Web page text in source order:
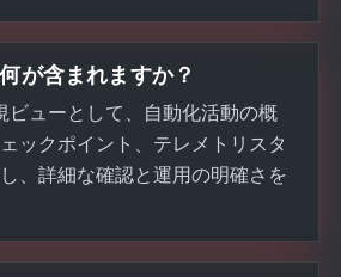
が含まれますか？
ビューとして、自動化活動の概
ックポイント、テレメトリスタ
、詳細な確認と運用の明確さを